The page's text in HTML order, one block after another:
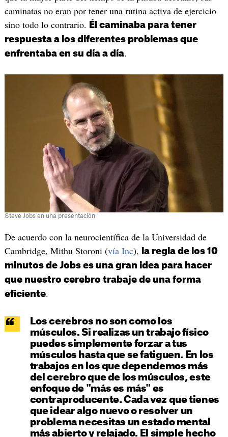
caminatas no eran por tener una rutina activa de ejercicio
sino todo lo contrario.
Él caminaba para tener
respuesta a los diferentes problemas que
enfrentaba en su día a día.
Steve Jobs en una presentación
De acuerdo con la neurocientífica de la Universidad de
Cambridge, Mithu Storoni (vía Inc),
la regla de los 10
minutos de Jobs es una gran idea para hacer
que nuestro cerebro trabaje de una forma
eficiente.
Los cerebros no son como los
músculos. Si realizas un trabajo físico
puedes simplemente forzar a tus
músculos hasta que se fatiguen. En los
trabajos en los que dependemos más
del cerebro que de los músculos, este
enfoque de "más es más" es
contraproducente. Cada vez que tienes
que idear algo nuevo o resolver un
problema necesitas un estado mental
más abierto y relajado. El simple hecho